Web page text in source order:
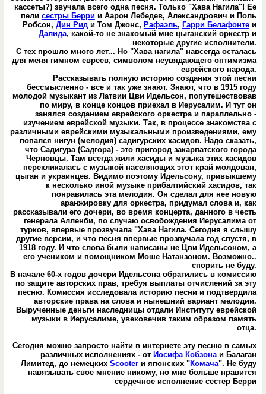
кассеты?) звучала всего одна песня. Только "Хава Нагила"! Ее
пели сестры Беррии Аарон Лебедев, Александрович и Поль
Робсон, Дин Риди Том Джонс, Рафаэль, Гарри Белафонтеи
Далида, какой-то не знакомый мне цыганский оркестр и
некоторые другие исполнители.
С тех прошло много лет... Но "Хава нагила" навсегда осталась
для меня гимном евреев, символом неувядающего оптимизма
еврейского народа.
Рассказывать полную историю создания этой песни
бессмысленно - все и так уже знают. Знают, что в 1915 году
молодой музыкант из Латвии Цви Идельсон, попутешествовав
по миру, в конце концов приехал в Иерусалим. И тут он
занялся созданием еврейского оркестра и параллельно -
изучением еврейской музыки. Так, в процессе знакомства с
различными еврейскими музыкальными произведениями, ему
попался нигун (мелодия) садигурских хасидов. Надо сказать,
что Садигура (Садгора) - это пригород закарпатского города
Черновцы. Там всегда жили хасиды и музыка этих хасидов
перекликалась с музыкой населяющих этот край молдован,
цыган и украинцев. Видимо поэтому Идельсону, привыкшему
к несколько иной музыке прибалтийский хасидов, так
понравилась эта мелодия. Он сделал для нее новую
аранжировку для оркестра, придумал слова и, как
рассказывали его дочери, во время концерта, данного в честь
генерала Алленби, по случаю освобождения Иерусалима от
турков, впервые прозвучала "Хава Нагила. Сегодня я слышу
другие версии, и что песня впервые прозвучала год спустя, в
1918 году. И что слова были написаны не Цви Идельсоном, а
его учеником и помощником Моше Натанзоном. Возможно..
спорить не буду.
В начале 60-х годов дочери Идельсона обратились в комиссию
по защите авторских прав, требуя выплаты отчислений за эту
песню. Комиссия исследовала историю песни и подтвердила
авторские права на слова и нынешний вариант мелодии.
Вырученные деньги наследницы отдали Институту еврейской
музыки в Иерусалиме, увековечив таким образом память
отца.
Сегодня можно запросто найти в интернете эту песню в самых
различных исполнениях - от Иосифа Кобзонаи Балаган
Лимитед, до немецких Scooterи японских "Комача". Не буду
навязывать свое мнение никому, но мне больше нравится
сердечное исполнение сестер Берри